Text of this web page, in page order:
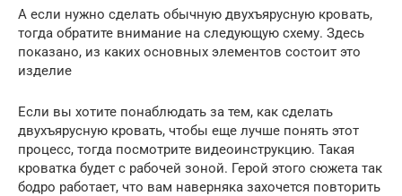
А если нужно сделать обычную двухъярусную кровать,
тогда обратите внимание на следующую схему. Здесь
показано, из каких основных элементов состоит это
изделие
Если вы хотите понаблюдать за тем, как сделать
двухъярусную кровать, чтобы еще лучше понять этот
процесс, тогда посмотрите видеоинструкцию. Такая
кроватка будет с рабочей зоной. Герой этого сюжета так
бодро работает, что вам наверняка захочется повторить